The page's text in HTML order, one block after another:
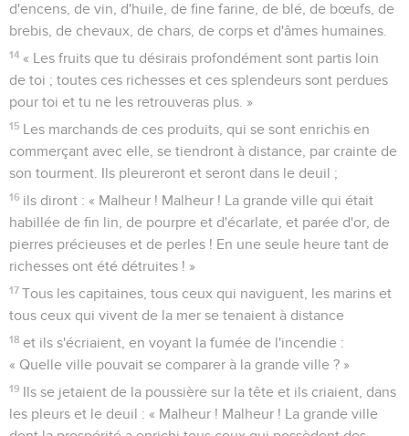
d'encens, de vin, d'huile, de fine farine, de blé, de bœufs, de
brebis, de chevaux, de chars, de corps et d'âmes humaines.
14 « Les fruits que tu désirais profondément sont partis loin
de toi ; toutes ces richesses et ces splendeurs sont perdues
pour toi et tu ne les retrouveras plus. »
15 Les marchands de ces produits, qui se sont enrichis en
commerçant avec elle, se tiendront à distance, par crainte de
son tourment. Ils pleureront et seront dans le deuil ;
16 ils diront : « Malheur ! Malheur ! La grande ville qui était
habillée de fin lin, de pourpre et d'écarlate, et parée d'or, de
pierres précieuses et de perles ! En une seule heure tant de
richesses ont été détruites ! »
17 Tous les capitaines, tous ceux qui naviguent, les marins et
tous ceux qui vivent de la mer se tenaient à distance
18 et ils s'écriaient, en voyant la fumée de l'incendie :
« Quelle ville pouvait se comparer à la grande ville ? »
19 Ils se jetaient de la poussière sur la tête et ils criaient, dans
les pleurs et le deuil : « Malheur ! Malheur ! La grande ville